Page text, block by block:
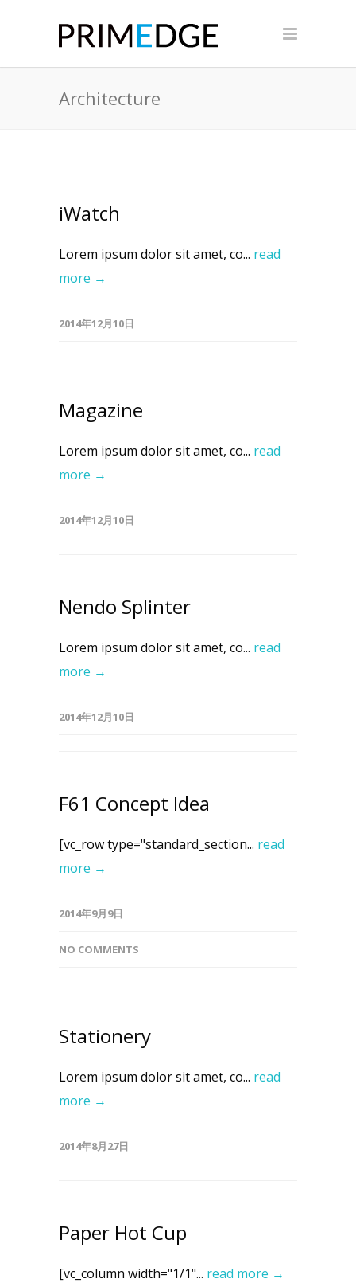
Architecture
iWatch
Lorem ipsum dolor sit amet, co... read
more →
2014年12月10日
Magazine
Lorem ipsum dolor sit amet, co... read
more →
2014年12月10日
Nendo Splinter
Lorem ipsum dolor sit amet, co... read
more →
2014年12月10日
F61 Concept Idea
[vc_row type="standard_section... read
more →
2014年9月9日
NO COMMENTS
Stationery
Lorem ipsum dolor sit amet, co... read
more →
2014年8月27日
Paper Hot Cup
[vc_column width="1/1"... read more →